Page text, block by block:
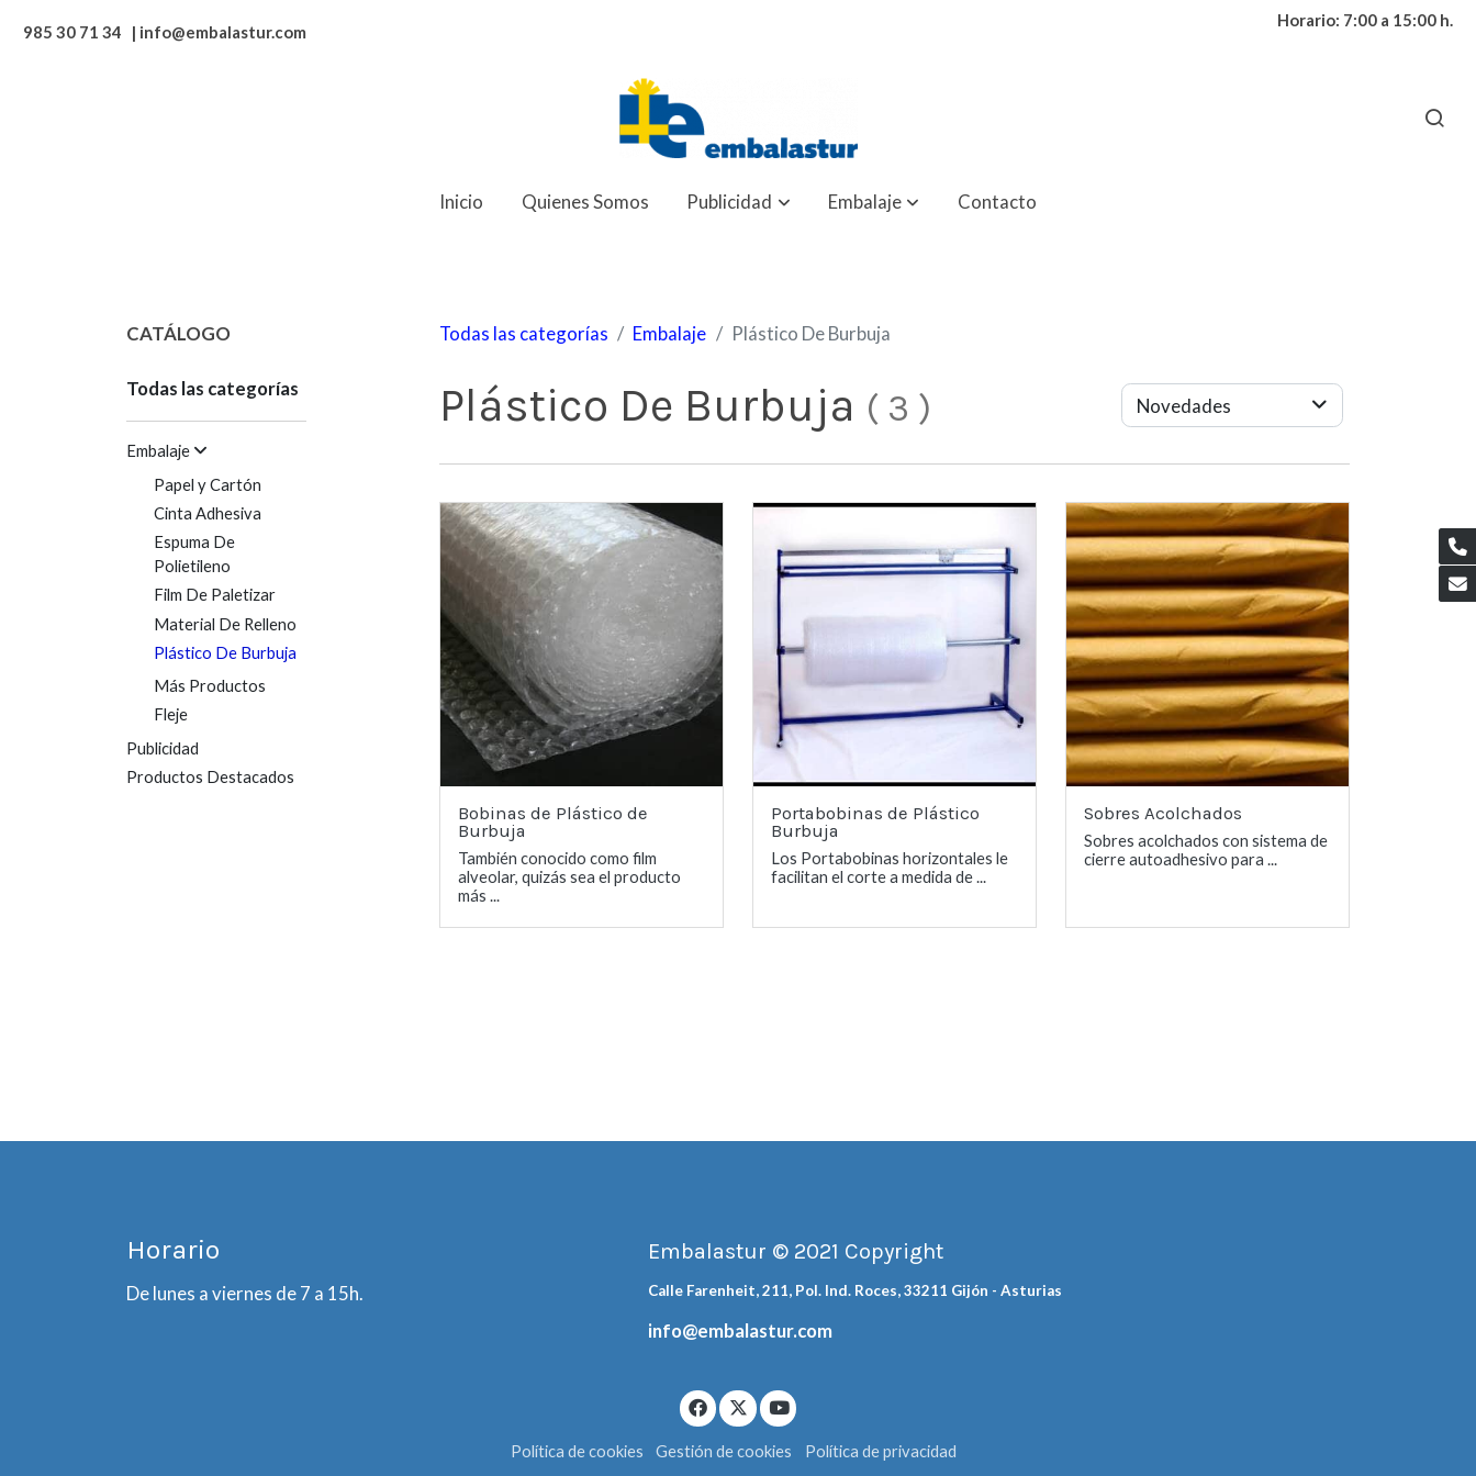
985 30 71 34 | info@embalastur.com
Horario: 7:00 a 15:00 h.
Inicio Quienes Somos Publicidad Embalaje Contacto
CATÁLOGO
Todas las categorías
Embalaje
Papel y Cartón
Cinta Adhesiva
Espuma De
Polietileno
Film De Paletizar
Material De Relleno
Plástico De Burbuja
Más Productos
Fleje
Publicidad
Productos Destacados
Todas las categorías Embalaje Plástico De Burbuja
Plástico De Burbuja ( 3 ) Novedades
Bobinas de Plástico de
Burbuja
También conocido como film
alveolar, quizás sea el producto
más ...
Portabobinas de Plástico
Burbuja
Los Portabobinas horizontales le
facilitan el corte a medida de ...
Sobres Acolchados
Sobres acolchados con sistema de
cierre autoadhesivo para ...
Horario
De lunes a viernes de 7 a 15h.
Embalastur © 2021 Copyright
Calle Farenheit, 211, Pol. Ind. Roces, 33211 Gijón - Asturias
info@embalastur.com
Política de cookies Gestión de cookies Política de privacidad